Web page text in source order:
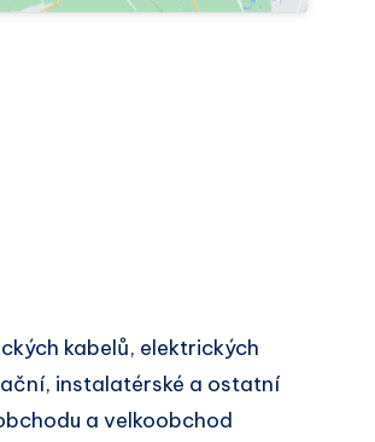
kabelů, elektrických
instalatérské a ostatní
a velkoobchod